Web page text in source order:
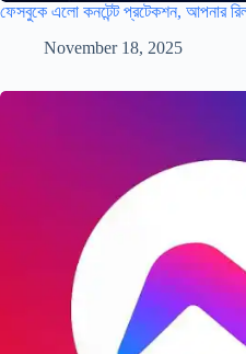
ফেসবুকে এলো কনটেন্ট প্রটেকশন, আপনার
November 18, 2025